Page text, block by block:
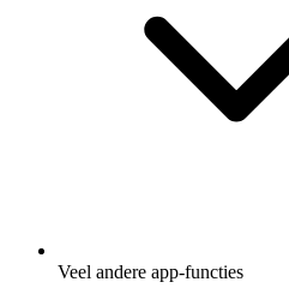
Veel andere app-functies